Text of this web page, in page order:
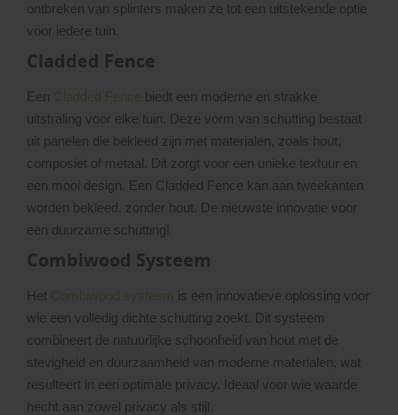
ontbreken van splinters maken ze tot een uitstekende optie
voor iedere tuin.
Cladded Fence
Een Cladded Fence biedt een moderne en strakke
uitstraling voor elke tuin. Deze vorm van schutting bestaat
uit panelen die bekleed zijn met materialen, zoals hout,
composiet of metaal. Dit zorgt voor een unieke textuur en
een mooi design. Een Cladded Fence kan aan tweekanten
worden bekleed, zonder hout. De nieuwste innovatie voor
een duurzame schutting!
Combiwood Systeem
Het Combiwood systeem is een innovatieve oplossing voor
wie een volledig dichte schutting zoekt. Dit systeem
combineert de natuurlijke schoonheid van hout met de
stevigheid en duurzaamheid van moderne materialen, wat
resulteert in een optimale privacy. Ideaal voor wie waarde
hecht aan zowel privacy als stijl.